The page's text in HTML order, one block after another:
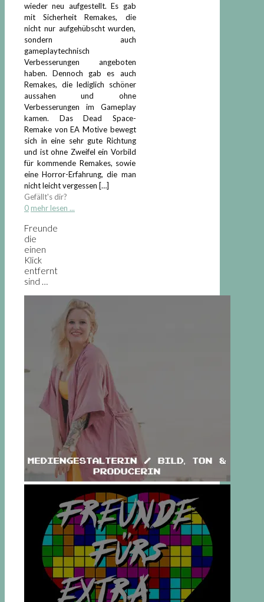
wieder neu aufgestellt. Es gab
mit Sicherheit Remakes, die
nicht nur aufgehübscht wurden,
sondern auch
gameplaytechnisch
Verbesserungen angeboten
haben. Dennoch gab es auch
Remakes, die lediglich schöner
aussahen und ohne
Verbesserungen im Gameplay
kamen. Das Dead Space-
Remake von EA Motive bewegt
sich in eine sehr gute Richtung
und ist ohne Zweifel ein Vorbild
für kommende Remakes, sowie
eine Horror-Erfahrung, die man
nicht leicht vergessen […]
Gefällt's dir?
0 mehr lesen ...
Freunde
die
einen
Klick
entfernt
sind …